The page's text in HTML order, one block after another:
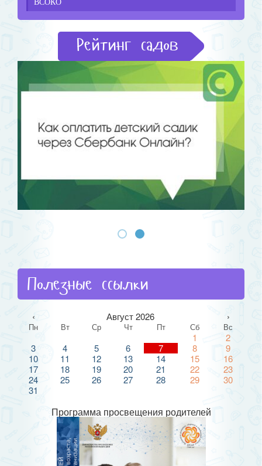
ВСОКО
Рейтинг садов
Полезные ссылки
‹ Август 2026 ›
Пн Вт Ср Чт Пт Сб Вс
1
2
3
4 5 6 7 8
9
10
11 12 13 14 15
16
17
18 19 20 21 22
23
24
25 26 27 28 29
30
31
Программа просвещения родителей